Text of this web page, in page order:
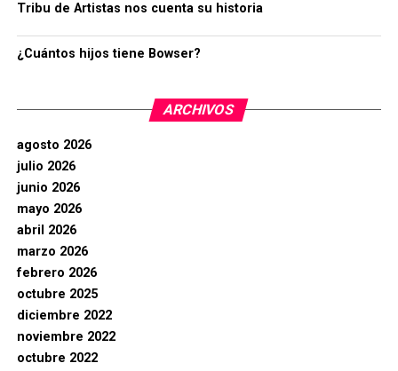
Tribu de Artistas nos cuenta su historia
¿Cuántos hijos tiene Bowser?
ARCHIVOS
agosto 2026
julio 2026
junio 2026
mayo 2026
abril 2026
marzo 2026
febrero 2026
octubre 2025
diciembre 2022
noviembre 2022
octubre 2022